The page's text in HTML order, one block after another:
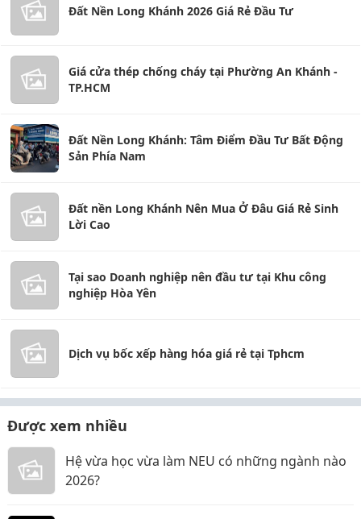
Đất Nền Long Khánh 2026 Giá Rẻ Đầu Tư
Giá cửa thép chống cháy tại Phường An Khánh -
TP.HCM
Đất Nền Long Khánh: Tâm Điểm Đầu Tư Bất Động
Sản Phía Nam
Đất nền Long Khánh Nên Mua Ở Đâu Giá Rẻ Sinh
Lời Cao
Tại sao Doanh nghiệp nên đầu tư tại Khu công
nghiệp Hòa Yên
Dịch vụ bốc xếp hàng hóa giá rẻ tại Tphcm
Được xem nhiều
Hệ vừa học vừa làm NEU có những ngành nào
2026?